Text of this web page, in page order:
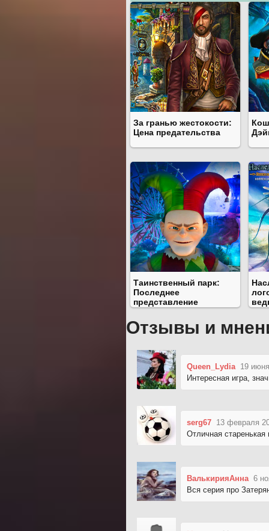
За гранью жестокости:
Цена предательства
Таинственный парк:
Последнее
представление
Отзывы и
Queen_Lydia 19
Интересная игра,
serg67 13 февраля
Отличная
ВалькирияАнна 6
Вся серия про